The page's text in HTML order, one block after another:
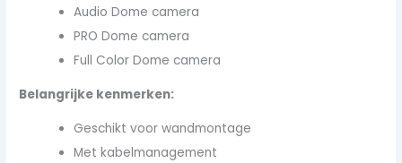
Audio Dome camera
PRO Dome camera
Full Color Dome camera
Belangrijke kenmerken:
Geschikt voor wandmontage
Met kabelmanagement